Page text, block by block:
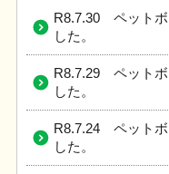
R8.7.30 ペットボ
した。
R8.7.29 ペットボ
した。
R8.7.24 ペットボ
した。